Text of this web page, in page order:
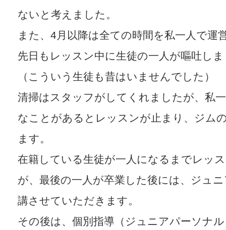
ないと考えました。
また、4月以降は全ての時間を私一人で運
先日もレッスン中に生徒の一人が嘔吐し
（こういう生徒も昔はいませんでした）
清掃はスタッフがしてくれましたが、私
なことがあるとレッスンが止まり、ジム
ます。
在籍している生徒が一人になるまでレッ
が、最後の一人が卒業した後には、ジュ
講させていただきます。
その後は、個別指導（ジュニアパーソナ